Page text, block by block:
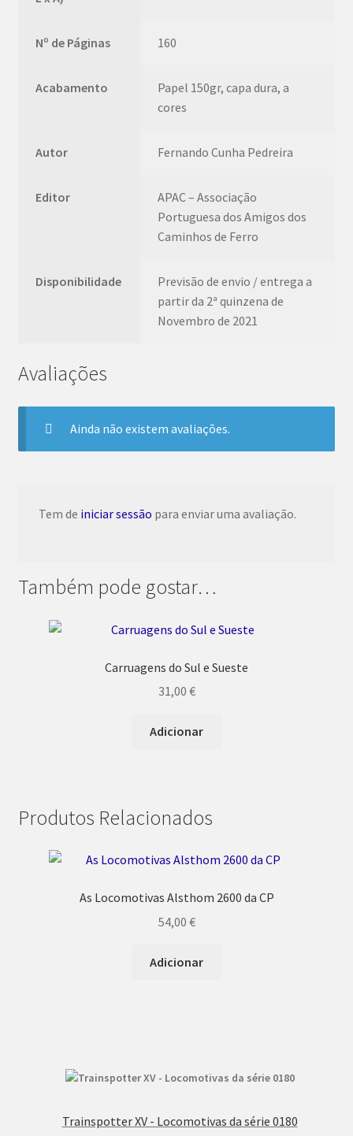
Nº de Páginas 160
Acabamento
Papel 150gr, capa dura, a
cores
Autor Fernando Cunha Pedreira
Editor
APAC – Associação
Portuguesa dos Amigos dos
Caminhos de Ferro
Disponibilidade
Previsão de envio / entrega a
partir da 2ª quinzena de
Novembro de 2021
Avaliações
Ainda não existem avaliações.
Tem de iniciar sessão para enviar uma avaliação.
Também pode gostar…
Carruagens do Sul e Sueste
31,00 €
Adicionar
Produtos Relacionados
As Locomotivas Alsthom 2600 da CP
54,00 €
Adicionar
Trainspotter XV - Locomotivas da série 0180